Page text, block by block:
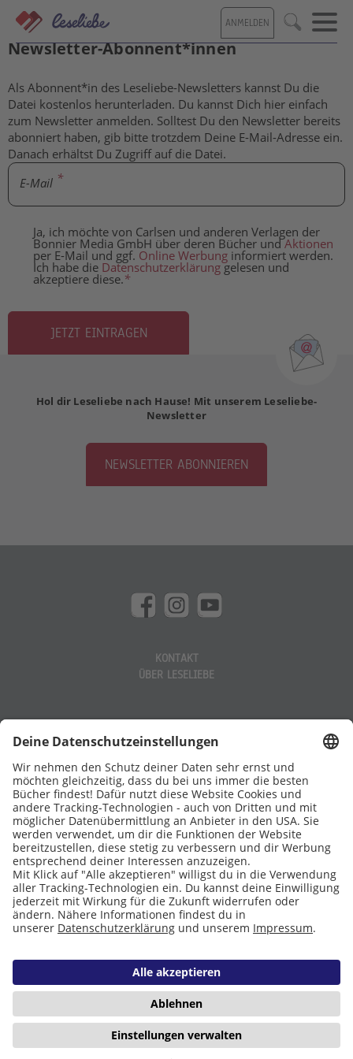
Direkt
zum
Inhalt
ANMELDEN Suche
Kostenlose Inhalte für Leseliebe-
Newsletter-Abonnent*innen
Als Abonnent*in des Leseliebe-Newsletters kannst Du die
Datei kostenlos herunterladen. Du kannst Dich hier einfach
zum Newsletter anmelden. Solltest Du den Newsletter bereits
abonniert haben, gib bitte trotzdem Deine E-Mail-Adresse ein.
Danach erhältst Du Zugriff auf die Datei.
E-Mail
Ja, ich möchte von Carlsen und anderen Verlagen der
Bonnier Media GmbH über deren Bücher undAktionen
per E-Mail und ggf. Online Werbung informiert werden.
Ich habe die Datenschutzerklärunggelesen und
akzeptiere diese.*
JETZT EINTRAGEN
Hol dir Leseliebe nach Hause! Mit unserem Leseliebe-
Newsletter
NEWSLETTER ABONNIEREN
KONTAKT
ÜBER LESELIEBE
UNTERSTÜTZT VON
Eltern
Stiftung Lesen
IMPRESSUM
COOKIES
Copyright © 2026 Leseliebe